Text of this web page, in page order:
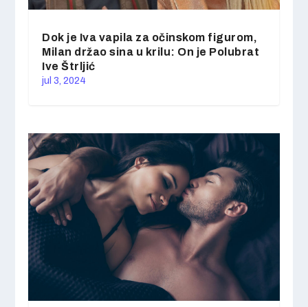
Dok je Iva vapila za očinskom figurom,
Milan držao sina u krilu: On je Polubrat
Ive Štrljić
jul 3, 2024